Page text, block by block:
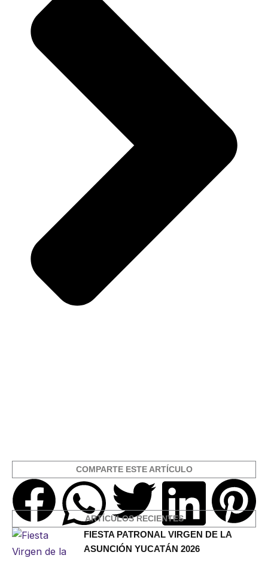
COMPARTE ESTE ARTÍCULO
ARTÍCULOS RECIENTES
FIESTA PATRONAL VIRGEN DE LA
ASUNCIÓN YUCATÁN 2026